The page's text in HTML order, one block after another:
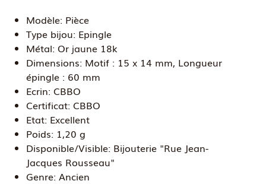
Modèle: Pièce
Type bijou: Epingle
Métal: Or jaune 18k
Dimensions: Motif : 15 x 14 mm, Longueur
épingle : 60 mm
Ecrin: CBBO
Certificat: CBBO
Etat: Excellent
Poids: 1,20 g
Disponible/Visible: Bijouterie "Rue Jean-
Jacques Rousseau"
Genre: Ancien